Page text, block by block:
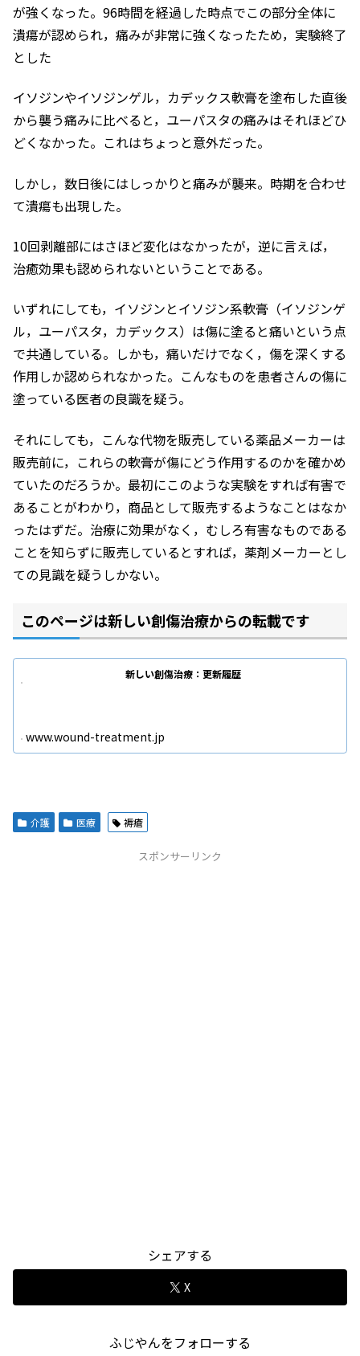
が強くなった。96時間を経過した時点でこの部分全体に
潰瘍が認められ，痛みが非常に強くなったため，実験終了
とした
イソジンやイソジンゲル，カデックス軟膏を塗布した直後
から襲う痛みに比べると，ユーパスタの痛みはそれほどひ
どくなかった。これはちょっと意外だった。
しかし，数日後にはしっかりと痛みが襲来。時期を合わせ
て潰瘍も出現した。
10回剥離部にはさほど変化はなかったが，逆に言えば，
治癒効果も認められないということである。
いずれにしても，イソジンとイソジン系軟膏（イソジンゲ
ル，ユーパスタ，カデックス）は傷に塗ると痛いという点
で共通している。しかも，痛いだけでなく，傷を深くする
作用しか認められなかった。こんなものを患者さんの傷に
塗っている医者の良識を疑う。
それにしても，こんな代物を販売している薬品メーカーは
販売前に，これらの軟膏が傷にどう作用するのかを確かめ
ていたのだろうか。最初にこのような実験をすれば有害で
あることがわかり，商品として販売するようなことはなか
ったはずだ。治療に効果がなく，むしろ有害なものである
ことを知らずに販売しているとすれば，薬剤メーカーとし
ての見識を疑うしかない。
このページは新しい創傷治療からの転載です
新しい創傷治療：更新履歴
www.wound-treatment.jp
介護 医療 褥瘡
スポンサーリンク
シェアする
X
ふじやんをフォローする